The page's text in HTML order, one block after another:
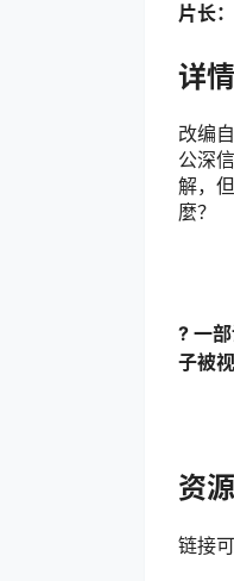
片长：
详
改编
公深
解，
麼？
? 一
子被
资
链接